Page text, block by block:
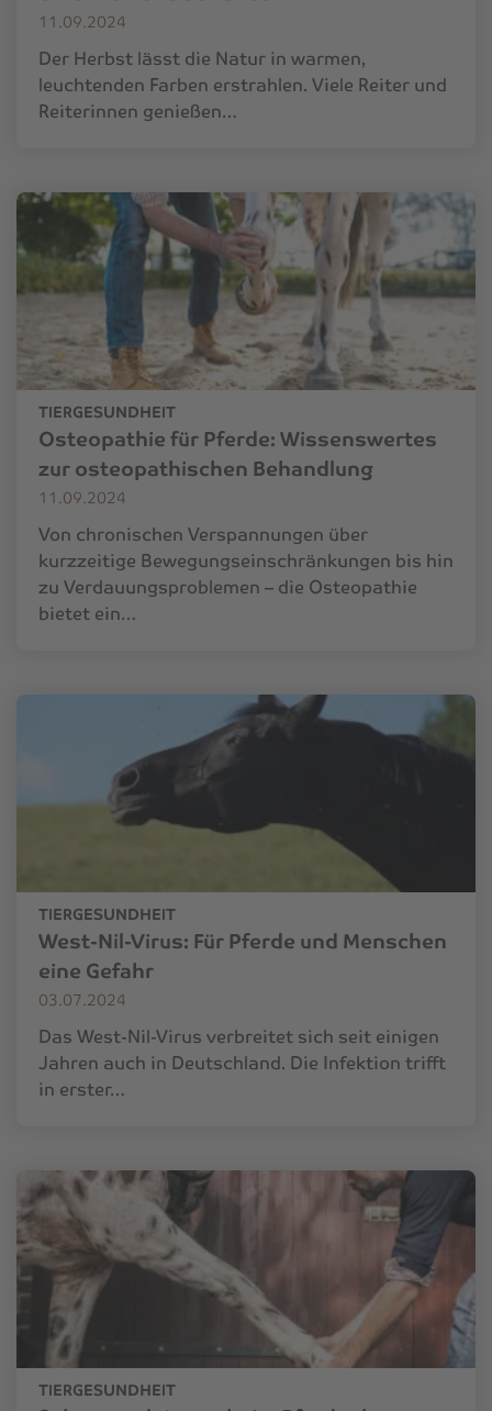
11.09.2024
Der Herbst lässt die Natur in warmen,
leuchtenden Farben erstrahlen. Viele Reiter und
Reiterinnen genießen…
TIERGESUNDHEIT
Osteopathie für Pferde: Wissenswertes
zur osteopathischen Behandlung
11.09.2024
Von chronischen Verspannungen über
kurzzeitige Bewegungseinschränkungen bis hin
zu Verdauungsproblemen – die Osteopathie
bietet ein…
TIERGESUNDHEIT
West-Nil-Virus: Für Pferde und Menschen
eine Gefahr
03.07.2024
Das West-Nil-Virus verbreitet sich seit einigen
Jahren auch in Deutschland. Die Infektion trifft
in erster…
TIERGESUNDHEIT